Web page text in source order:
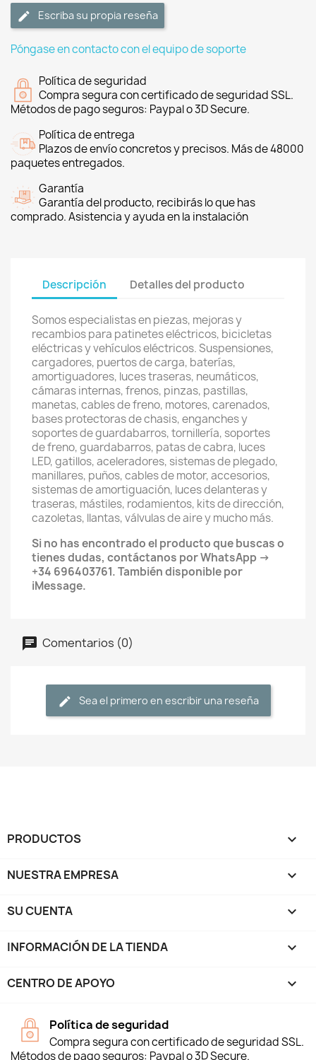
Escriba su propia reseña
Póngase en contacto con el equipo de soporte
Política de seguridad
Compra segura con certificado de seguridad SSL.
Métodos de pago seguros: Paypal o 3D Secure.
Política de entrega
Plazos de envío concretos y precisos. Más de 48000
paquetes entregados.
Garantía
Garantía del producto, recibirás lo que has
comprado. Asistencia y ayuda en la instalación
Descripción Detalles del producto
Somos especialistas en piezas, mejoras y
recambios para patinetes eléctricos, bicicletas
eléctricas y vehículos eléctricos. Suspensiones,
cargadores, puertos de carga, baterías,
amortiguadores, luces traseras, neumáticos,
cámaras internas, frenos, pinzas, pastillas,
manetas, cables de freno, motores, carenados,
bases protectoras de chasis, enganches y
soportes de guardabarros, tornillería, soportes
de freno, guardabarros, patas de cabra, luces
LED, gatillos, aceleradores, sistemas de plegado,
manillares, puños, cables de motor, accesorios,
sistemas de amortiguación, luces delanteras y
traseras, mástiles, rodamientos, kits de dirección,
cazoletas, llantas, válvulas de aire y mucho más.
Si no has encontrado el producto que buscas o
tienes dudas, contáctanos por WhatsApp →
+34 696403761. También disponible por
iMessage.
Comentarios (0)
Sea el primero en escribir una reseña
PRODUCTOS 
NUESTRA EMPRESA 
SU CUENTA 
INFORMACIÓN DE LA TIENDA keyboard_arrow_down
CENTRO DE APOYO 
Política de seguridad
Compra segura con certificado de seguridad SSL.
Métodos de pago seguros: Paypal o 3D Secure.